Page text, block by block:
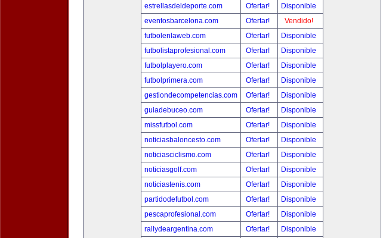
estrellasdeldeporte.com
Ofertar!
Disponible
eventosbarcelona.com
Ofertar!
Vendido!
futbolenlaweb.com
Ofertar!
Disponible
futbolistaprofesional.com
Ofertar!
Disponible
futbolplayero.com
Ofertar!
Disponible
futbolprimera.com
Ofertar!
Disponible
gestiondecompetencias.com
Ofertar!
Disponible
guiadebuceo.com
Ofertar!
Disponible
missfutbol.com
Ofertar!
Disponible
noticiasbaloncesto.com
Ofertar!
Disponible
noticiasciclismo.com
Ofertar!
Disponible
noticiasgolf.com
Ofertar!
Disponible
noticiastenis.com
Ofertar!
Disponible
partidodefutbol.com
Ofertar!
Disponible
pescaprofesional.com
Ofertar!
Disponible
rallydeargentina.com
Ofertar!
Disponible